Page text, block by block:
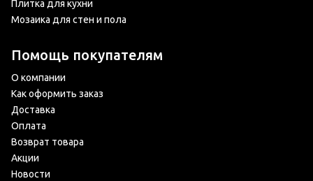
Плитка для кухни
Мозаика для стен и пола
Помощь покупателям
О компании
Как оформить заказ
Доставка
Оплата
Возврат товара
Акции
Новости